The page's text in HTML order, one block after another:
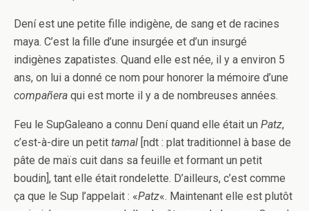
Dení est une petite fille indigène, de sang et de racines
maya. C’est la fille d’une insurgée et d’un insurgé
indigènes zapatistes. Quand elle est née, il y a environ 5
ans, on lui a donné ce nom pour honorer la mémoire d’une
compañera qui est morte il y a de nombreuses années.
Feu le SupGaleano a connu Dení quand elle était un Patz,
c’est-à-dire un petit tamal [ndt : plat traditionnel à base de
pâte de maïs cuit dans sa feuille et formant un petit
boudin], tant elle était rondelette. D’ailleurs, c’est comme
ça que le Sup l’appelait : «Patz«. Maintenant elle est plutôt